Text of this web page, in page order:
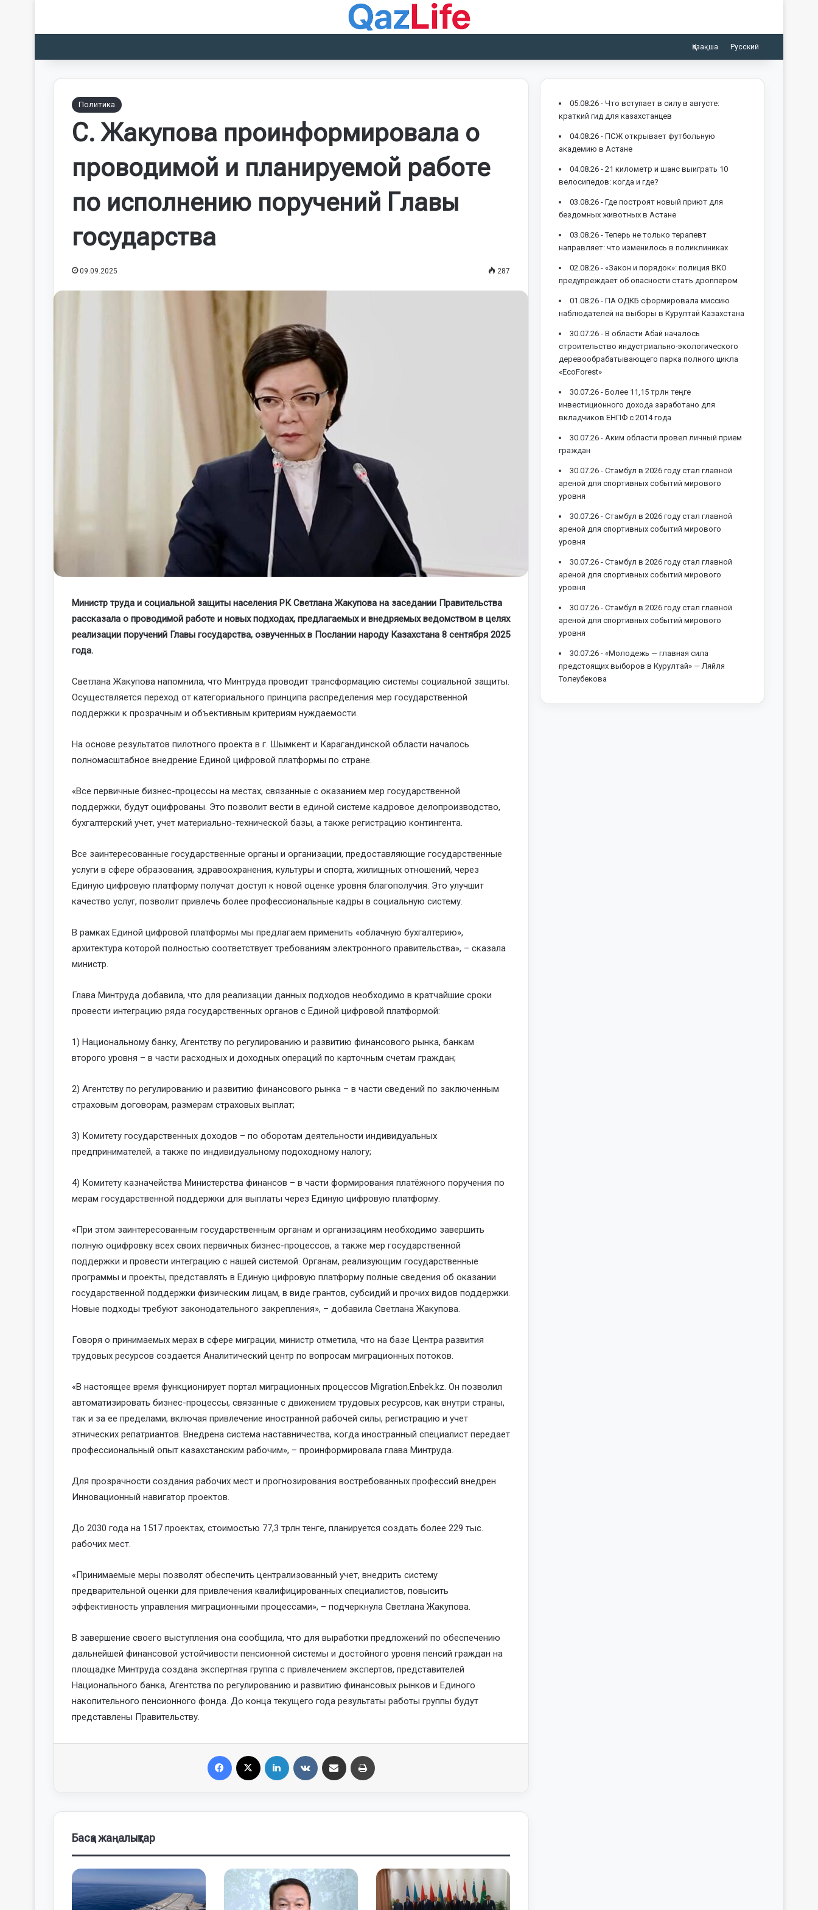
Қазақша Русский
Политика
С. Жакупова проинформировала о
проводимой и планируемой работе
по исполнению поручений Главы
государства
09.09.2025 287
Министр труда и социальной защиты населения РК Светлана Жакупова на заседании Правительства
рассказала о проводимой работе и новых подходах, предлагаемых и внедряемых ведомством в целях
реализации поручений Главы государства, озвученных в Послании народу Казахстана 8 сентября 2025
года.
Светлана Жакупова напомнила, что Минтруда проводит трансформацию системы социальной защиты.
Осуществляется переход от категориального принципа распределения мер государственной
поддержки к прозрачным и объективным критериям нуждаемости.
На основе результатов пилотного проекта в г. Шымкент и Карагандинской области началось
полномасштабное внедрение Единой цифровой платформы по стране.
«Все первичные бизнес-процессы на местах, связанные с оказанием мер государственной
поддержки, будут оцифрованы. Это позволит вести в единой системе кадровое делопроизводство,
бухгалтерский учет, учет материально-технической базы, а также регистрацию контингента.
Все заинтересованные государственные органы и организации, предоставляющие государственные
услуги в сфере образования, здравоохранения, культуры и спорта, жилищных отношений, через
Единую цифровую платформу получат доступ к новой оценке уровня благополучия. Это улучшит
качество услуг, позволит привлечь более профессиональные кадры в социальную систему.
В рамках Единой цифровой платформы мы предлагаем применить «облачную бухгалтерию»,
архитектура которой полностью соответствует требованиям электронного правительства», – сказала
министр.
Глава Минтруда добавила, что для реализации данных подходов необходимо в кратчайшие сроки
провести интеграцию ряда государственных органов с Единой цифровой платформой:
1) Национальному банку, Агентству по регулированию и развитию финансового рынка, банкам
второго уровня – в части расходных и доходных операций по карточным счетам граждан;
2) Агентству по регулированию и развитию финансового рынка – в части сведений по заключенным
страховым договорам, размерам страховых выплат;
3) Комитету государственных доходов – по оборотам деятельности индивидуальных
предпринимателей, а также по индивидуальному подоходному налогу;
4) Комитету казначейства Министерства финансов – в части формирования платёжного поручения по
мерам государственной поддержки для выплаты через Единую цифровую платформу.
«При этом заинтересованным государственным органам и организациям необходимо завершить
полную оцифровку всех своих первичных бизнес-процессов, а также мер государственной
поддержки и провести интеграцию с нашей системой. Органам, реализующим государственные
программы и проекты, представлять в Единую цифровую платформу полные сведения об оказании
государственной поддержки физическим лицам, в виде грантов, субсидий и прочих видов поддержки.
Новые подходы требуют законодательного закрепления», – добавила Светлана Жакупова.
Говоря о принимаемых мерах в сфере миграции, министр отметила, что на базе Центра развития
трудовых ресурсов создается Аналитический центр по вопросам миграционных потоков.
«В настоящее время функционирует портал миграционных процессов Migration.Enbek.kz. Он позволил
автоматизировать бизнес-процессы, связанные с движением трудовых ресурсов, как внутри страны,
так и за ее пределами, включая привлечение иностранной рабочей силы, регистрацию и учет
этнических репатриантов. Внедрена система наставничества, когда иностранный специалист передает
профессиональный опыт казахстанским рабочим», – проинформировала глава Минтруда.
Для прозрачности создания рабочих мест и прогнозирования востребованных профессий внедрен
Инновационный навигатор проектов.
До 2030 года на 1517 проектах, стоимостью 77,3 трлн тенге, планируется создать более 229 тыс.
рабочих мест.
«Принимаемые меры позволят обеспечить централизованный учет, внедрить систему
предварительной оценки для привлечения квалифицированных специалистов, повысить
эффективность управления миграционными процессами», – подчеркнула Светлана Жакупова.
В завершение своего выступления она сообщила, что для выработки предложений по обеспечению
дальнейшей финансовой устойчивости пенсионной системы и достойного уровня пенсий граждан на
площадке Минтруда создана экспертная группа с привлечением экспертов, представителей
Национального банка, Агентства по регулированию и развитию финансовых рынков и Единого
накопительного пенсионного фонда. До конца текущего года результаты работы группы будут
представлены Правительству.
Басқа жаңалықтар
05.08.26 -Что вступает в силу в августе:
краткий гид для казахстанцев
04.08.26 -ПСЖ открывает футбольную
академию в Астане
04.08.26 -21 километр и шанс выиграть 10
велосипедов: когда и где?
03.08.26 -Где построят новый приют для
бездомных животных в Астане
03.08.26 -Теперь не только терапевт
направляет: что изменилось в поликлиниках
02.08.26 -«Закон и порядок»: полиция ВКО
предупреждает об опасности стать дроппером
01.08.26 -ПА ОДКБ сформировала миссию
наблюдателей на выборы в Курултай Казахстана
30.07.26 -В области Абай началось
строительство индустриально-экологического
деревообрабатывающего парка полного цикла
«EcoForest»
30.07.26 -Более 11,15 трлн теңге
инвестиционного дохода заработано для
вкладчиков ЕНПФ с 2014 года
30.07.26 - Аким области провел личный прием
граждан
30.07.26 -Стамбул в 2026 году стал главной
ареной для спортивных событий мирового
уровня
30.07.26 -Стамбул в 2026 году стал главной
ареной для спортивных событий мирового
уровня
30.07.26 -Стамбул в 2026 году стал главной
ареной для спортивных событий мирового
уровня
30.07.26 -Стамбул в 2026 году стал главной
ареной для спортивных событий мирового
уровня
30.07.26 -«Молодежь — главная сила
предстоящих выборов в Курултай» — Ляйля
Толеубекова